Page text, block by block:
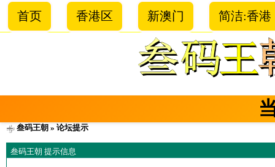
首页 香港区 新澳门 简洁:香港
叁码王朝 » 论坛提示
叁码王朝 提示信息